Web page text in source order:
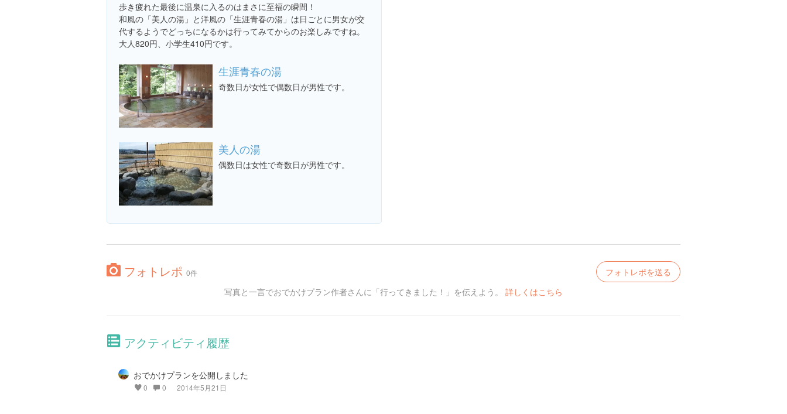
歩き疲れた最後に温泉に入るのはまさに至福の瞬間！
和風の「美人の湯」と洋風の「生涯青春の湯」は日ごとに男女が交
代するようでどっちになるかは行ってみてからのお楽しみですね。
大人820円、小学生410円です。
生涯青春の湯
奇数日が女性で偶数日が男性です。
美人の湯
偶数日は女性で奇数日が男性です。
フォトレポ 0件
フォトレポを送る
写真と一言でおでかけプラン作者さんに「行ってきました！」を伝えよう。 詳しくはこちら
アクティビティ履歴
おでかけプランを公開しました
0 0 2014年5月21日